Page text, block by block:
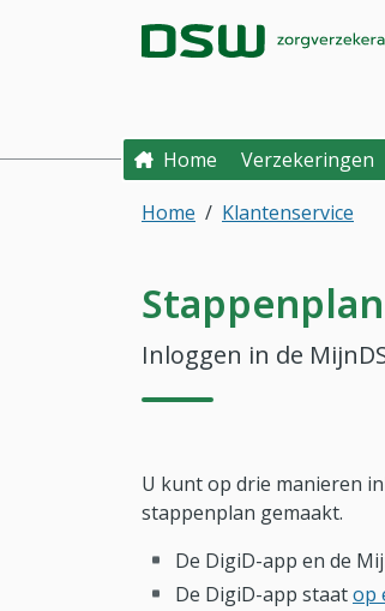
Direct naar hoofdinhoud
Direct naar hoofdmenu
Home Verzekeringen
Home
Klantenservice
Inloggen in de
U kunt op drie manieren
stappenplan gemaakt.
De DigiD-app en de
De DigiD-app staatop